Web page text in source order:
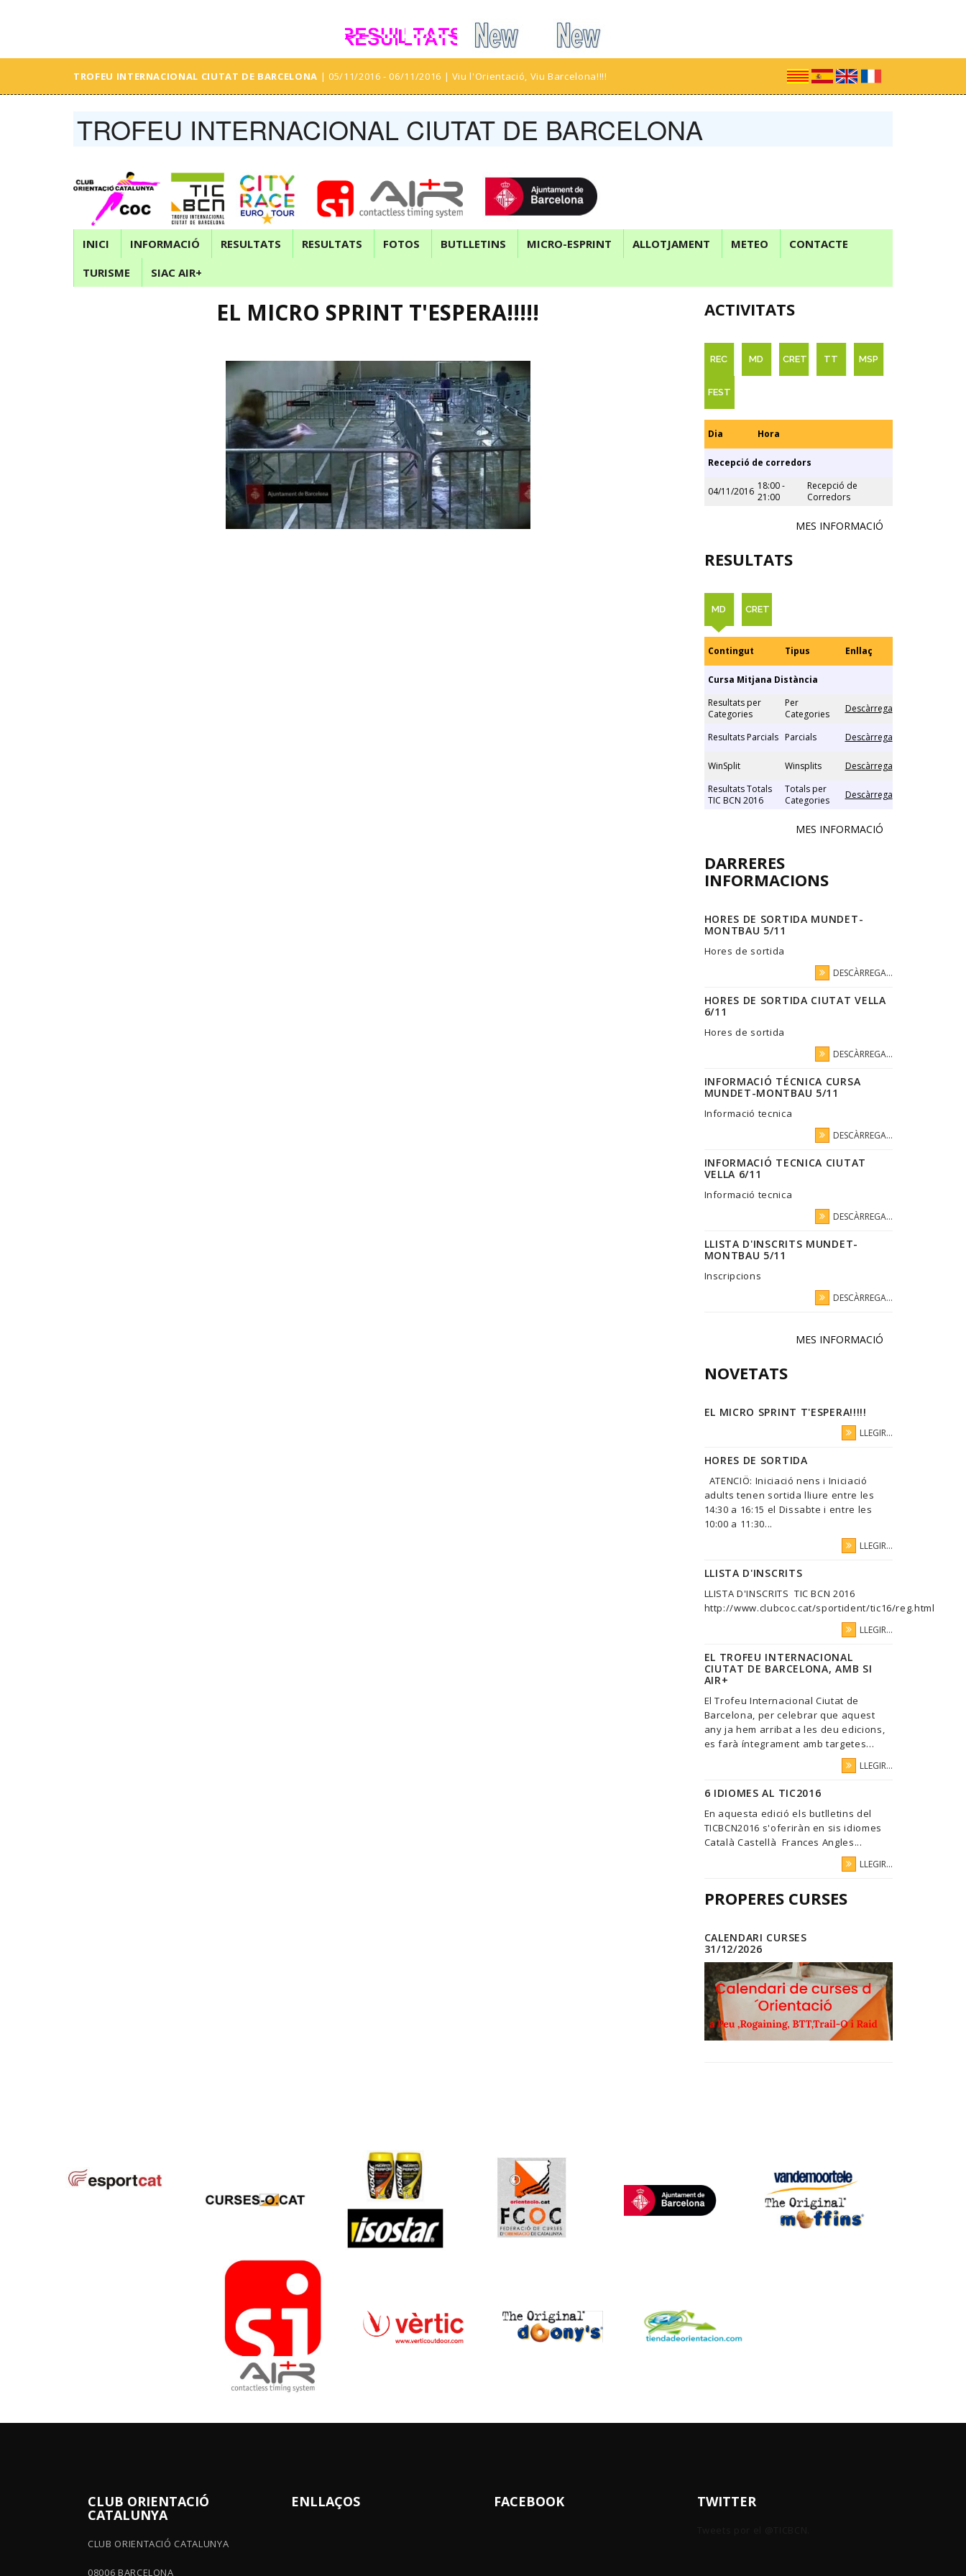
TROFEU INTERNACIONAL CIUTAT DE BARCELONA | 05/11/2016 - 06/11/2016 | Viu l'Orientació, Viu Barcelona!!!!
TROFEU INTERNACIONAL CIUTAT DE BARCELONA
INICI INFORMACIÓ RESULTATS RESULTATS FOTOS BUTLLETINS MICRO-ESPRINT ALLOTJAMENT METEO
CONTACTE
TURISME
SIAC AIR+
EL MICRO SPRINT T'ESPERA!!!!! ACTIVITATS
REC MD CRET TT MSP
FEST
Dia Hora
Recepció de corredors
04/11/2016 18:00 -
21:00
Recepció de
Corredors
MES INFORMACIÓ
RESULTATS
MD CRET
Contingut Tipus Enllaç
Cursa Mitjana Distància
Resultats per
Categories
Per
Categories
Descàrrega
Resultats Parcials Parcials Descàrrega
WinSplit Winsplits
Descàrrega
Resultats Totals
TIC BCN 2016
Totals per
Categories
Descàrrega
MES INFORMACIÓ
DARRERES
INFORMACIONS
HORES DE SORTIDA MUNDET-
MONTBAU 5/11
Hores de sortida
DESCÀRREGA...
HORES DE SORTIDA CIUTAT VELLA
6/11
Hores de sortida
DESCÀRREGA...
INFORMACIÓ TÉCNICA CURSA
MUNDET-MONTBAU 5/11
Informació tecnica
DESCÀRREGA...
INFORMACIÓ TECNICA CIUTAT
VELLA 6/11
Informació tecnica
DESCÀRREGA...
LLISTA D'INSCRITS MUNDET-
MONTBAU 5/11
Inscripcions
DESCÀRREGA...
MES INFORMACIÓ
NOVETATS
EL MICRO SPRINT T'ESPERA!!!!!
LLEGIR...
HORES DE SORTIDA
ATENCIÖ: Iniciació nens i Iniciació
adults tenen sortida lliure entre les
14:30 a 16:15 el Dissabte i entre les
10:00 a 11:30...
LLEGIR...
LLISTA D'INSCRITS
LLISTA D'INSCRITS TIC BCN 2016
http://www.clubcoc.cat/sportident/tic16/reg.html
LLEGIR...
EL TROFEU INTERNACIONAL
CIUTAT DE BARCELONA, AMB SI
AIR+
El Trofeu Internacional Ciutat de
Barcelona, per celebrar que aquest
any ja hem arribat a les deu edicions,
es farà íntegrament amb targetes...
LLEGIR...
6 IDIOMES AL TIC2016
En aquesta edició els butlletins del
TICBCN2016 s'oferiràn en sis idiomes
Català Castellà Frances Angles...
LLEGIR...
PROPERES CURSES
CALENDARI CURSES
31/12/2026
CLUB ORIENTACIÓ
CATALUNYA
CLUB ORIENTACIÓ CATALUNYA
08006 BARCELONA
ENLLAÇOS FACEBOOK TWITTER